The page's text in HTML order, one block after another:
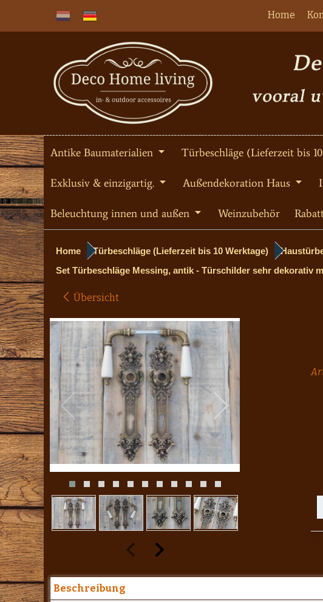
Home
Antike Baumaterialien Türbeschläge (Lieferzeit bis
Exklusiv & einzigartig. Außendekoration Haus
Beleuchtung innen und außen Weinzubehör
Home Türbeschläge (Lieferzeit bis 10 Werktage)
Set Türbeschläge Messing, antik - Türschilder sehr dekorativ
Übersicht
Beschreibung